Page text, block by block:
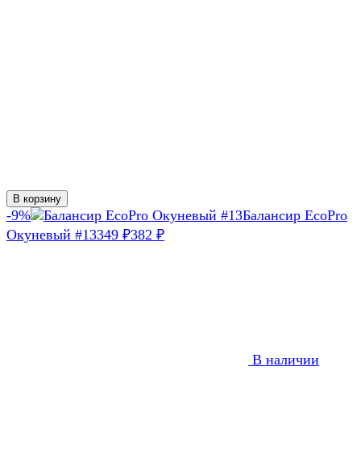
В корзину
-9%
Балансир EcoPro
Окуневый #13349 ₽382 ₽
В наличии